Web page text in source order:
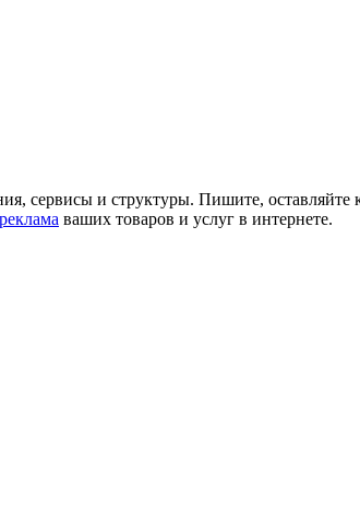
сервисы и структуры. Пишите,
ваших товаров и услуг в интернете.